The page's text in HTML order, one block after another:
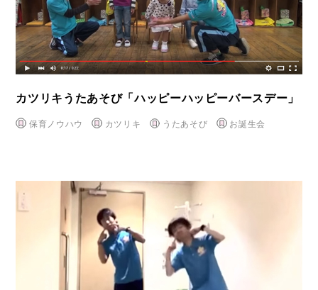
カツリキうたあそび「ハッピーハッピーバースデー」
保育ノウハウ カツリキ うたあそび お誕生会